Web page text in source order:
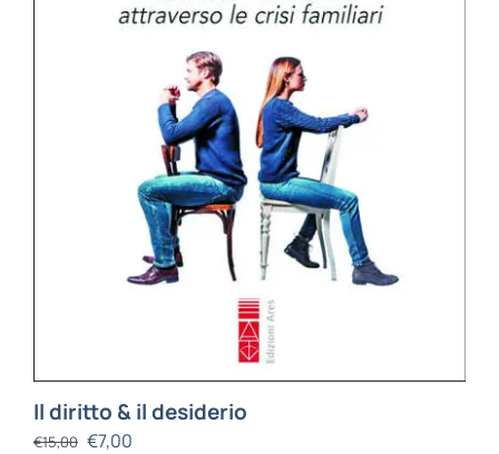
BIOGRAFIE
ATTUALITÀ
Il diritto & il desiderio
€15,00 €7,00